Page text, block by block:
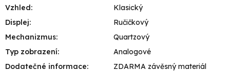
Vzhled:
Klasický
Displej:
Ručičkový
Mechanizmus:
Quartzový
Typ zobrazení:
Analogové
Dodatečné informace: ZDARMA závěsný materiál